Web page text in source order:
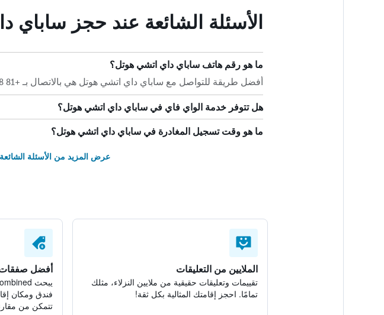
الأسئلة الشائعة عند حجز ساباي
ما هو رقم هاتف ساباي داي اتشي هوتل؟
أفضل طريقة للتواصل مع ساباي داي اتشي هوتل هي بالاتصال بـ +81 778 540 111.
هل تتوفر خدمة الواي فاي في ساباي داي اتشي هوتل؟
ما هو وقت تسجيل المغادرة في ساباي داي اتشي هوتل؟
عرض المزيد من الأسئلة الشائعة
الملايين من التعليقات
تقييمات وتعليقات حقيقية من ملايين النزلاء، مثلك
تمامًا. احجز إقامتك المثالية بكل ثقة!
أفضل صفقات
فندق ومكان
تتمكن من